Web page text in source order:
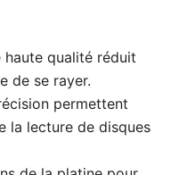
qualité réduit
de se rayer.
permettent
la lecture de disques